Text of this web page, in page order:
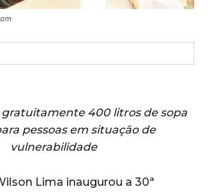
400 litros de sopa
pessoas em situação de
vulnerabilidade
Lima inaugurou a 30ª